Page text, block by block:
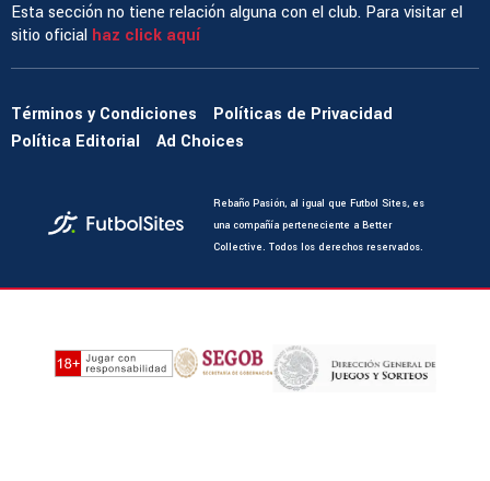
Esta sección no tiene relación alguna con el club. Para visitar el
sitio oficial haz click aquí
Términos y Condiciones
Políticas de Privacidad
Política Editorial
Ad Choices
Rebaño Pasión, al igual que Futbol Sites, es
una compañía perteneciente a Better
Collective. Todos los derechos reservados.